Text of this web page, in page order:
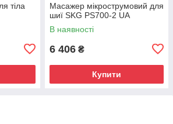
тіла
Масажер мікрострумовий для
шиї SKG PS700-2 UA
В наявності
6 406 ₴
Купити